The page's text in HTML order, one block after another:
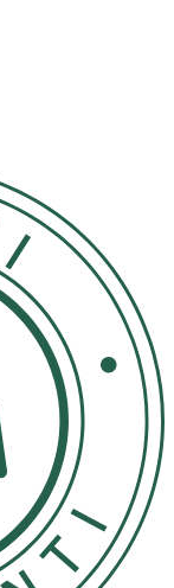
etiketten
leksaken
direkt